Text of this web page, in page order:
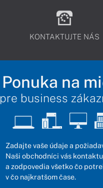
KONTAKTUJTE NÁS
Ponuka na
pre business
Zadajte vaše údaje a
Naši obchodníci vás
a zodpovedia všetko čo
v čo najkratšom čase.